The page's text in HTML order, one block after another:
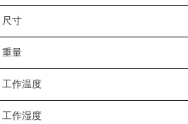
尺寸
重量
工作温度
工作湿度